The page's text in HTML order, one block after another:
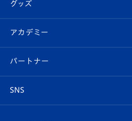
チケット
イベント
メディア
ホームタウン
スタッフプロフィール
マスコット紹介
Revive Team
ヴィヴィくんの長崎おもてなしガイド
フォトギャラリー
スタジアムグルメ
V-LOVERS（ファンクラブ）
プレイヤーズスイート
グッズ
オンラインショップ
店舗情報
アカデミー
育成からのお知らせ
U-18
パートナー
SNS